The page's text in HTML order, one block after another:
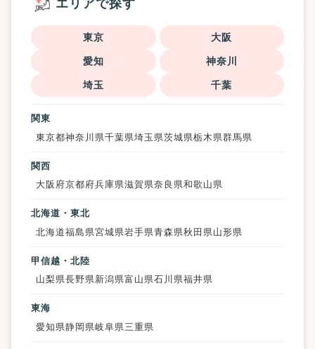
エリアで探す
東京 大阪
愛知 神奈川
埼玉 千葉
関東
東京都神奈川県千葉県埼玉県茨城県栃木県群馬県
関西
大阪府京都府兵庫県滋賀県奈良県和歌山県
北海道・東北
北海道福島県宮城県岩手県青森県秋田県 山形県
甲信越・北陸
山梨県長野県新潟県富山県石川県福井県
東海
愛知県静岡県岐阜県 三重県